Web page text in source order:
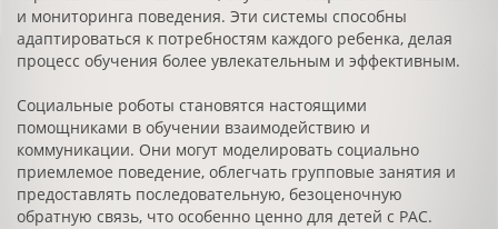
и мониторинга поведения. Эти системы способны
адаптироваться к потребностям каждого ребенка, делая
процесс обучения более увлекательным и эффективным.
Социальные роботы становятся настоящими
помощниками в обучении взаимодействию и
коммуникации. Они могут моделировать социально
приемлемое поведение, облегчать групповые занятия и
предоставлять последовательную, безоценочную
обратную связь, что особенно ценно для детей с РАС.